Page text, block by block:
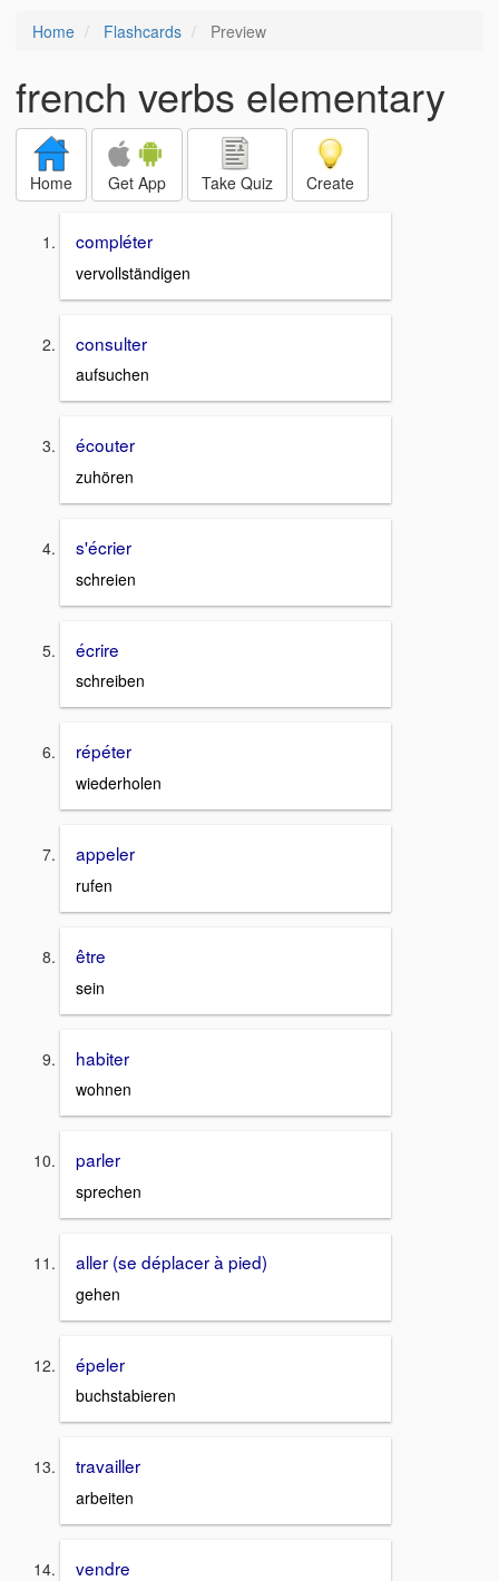
Home Flashcards Preview
french verbs elementary
Home Get App Take Quiz Create
compléter
vervollständigen
consulter
aufsuchen
écouter
zuhören
s'écrier
schreien
écrire
schreiben
répéter
wiederholen
appeler
rufen
être
sein
habiter
wohnen
parler
sprechen
aller (se déplacer à pied)
gehen
épeler
buchstabieren
travailler
arbeiten
vendre